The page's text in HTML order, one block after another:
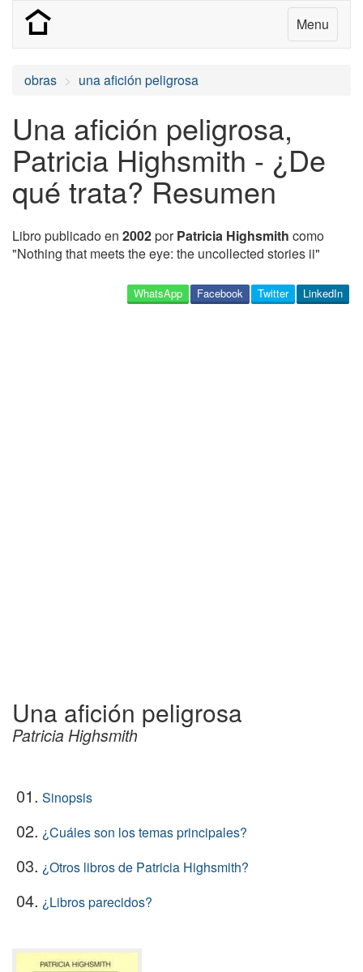
Menu
obras una afición peligrosa
Una afición peligrosa,
Patricia Highsmith - ¿De
qué trata? Resumen
Libro publicado en 2002porPatricia Highsmith como
"Nothing that meets the eye: the uncollected stories ii"
LinkedIn
Twitter
Facebook
WhatsApp
Una afición peligrosa
Patricia Highsmith
01. Sinopsis
02. ¿Cuáles son los temas principales?
03. ¿Otros libros de Patricia Highsmith?
04. ¿Libros parecidos?